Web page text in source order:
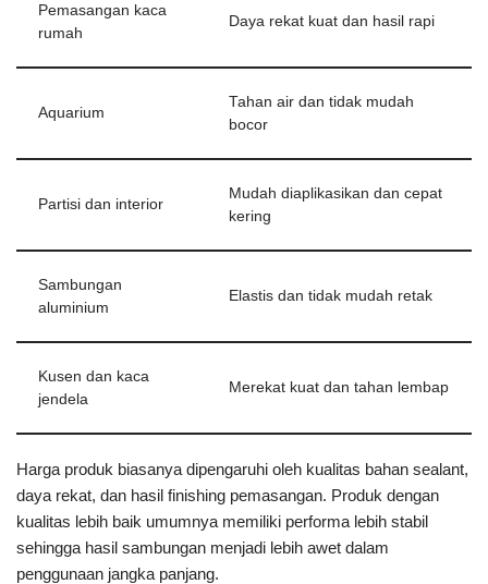
Pemasangan kaca
rumah
Daya rekat kuat dan hasil rapi
Aquarium
Tahan air dan tidak mudah
bocor
Partisi dan interior
Mudah diaplikasikan dan cepat
kering
Sambungan
aluminium
Elastis dan tidak mudah retak
Kusen dan kaca
jendela
Merekat kuat dan tahan lembap
Harga produk biasanya dipengaruhi oleh kualitas bahan sealant,
daya rekat, dan hasil finishing pemasangan. Produk dengan
kualitas lebih baik umumnya memiliki performa lebih stabil
sehingga hasil sambungan menjadi lebih awet dalam
penggunaan jangka panjang.